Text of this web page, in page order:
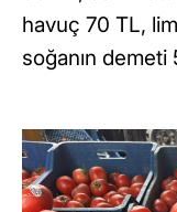
havuç 70 TL,
soğanın demeti